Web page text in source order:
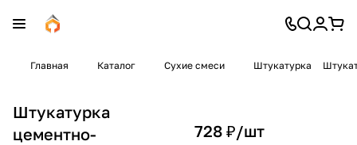
Главная Каталог Сухие смеси Штукатурка
Штукатурка
цементно-
728 ₽/шт